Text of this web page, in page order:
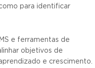
para identificar
e ferramentas de
objetivos de
e crescimento.